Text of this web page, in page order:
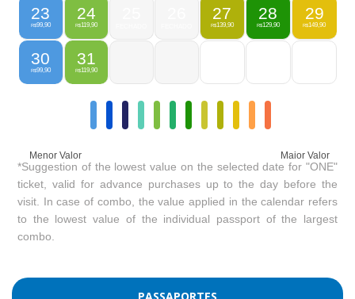
23
R$99,90
24
R$119,90
27
R$139,90
28
R$129,90
29
R$149,90
30
R$99,90
31
R$119,90
Menor Valor Maior Valor
*Suggestion of the lowest value on the selected date for "ONE"
ticket, valid for advance purchases up to the day before the
visit. In case of combo, the value applied in the calendar refers
to the lowest value of the individual passport of the largest
combo.
PASSAPORTES